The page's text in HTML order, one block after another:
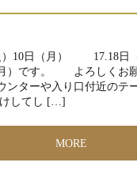
）10日（月） 17.18
月）です。 よろしくお
ンターや入り口付近のテ
してし […]
MORE